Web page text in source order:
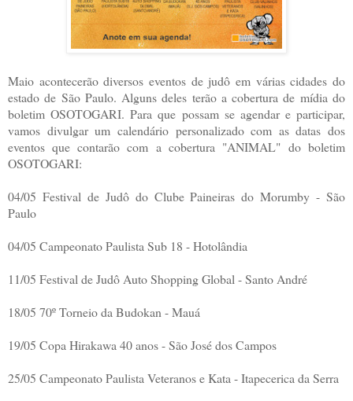
Maio acontecerão diversos eventos de judô em várias cidades do
estado de São Paulo. Alguns deles terão a cobertura de mídia do
boletim OSOTOGARI. Para que possam se agendar e participar,
vamos divulgar um calendário personalizado com as datas dos
eventos que contarão com a cobertura "ANIMAL" do boletim
OSOTOGARI:
04/05 Festival de Judô do Clube Paineiras do Morumby - São
Paulo
04/05 Campeonato Paulista Sub 18 - Hotolândia
11/05 Festival de Judô Auto Shopping Global - Santo André
18/05 70º Torneio da Budokan - Mauá
19/05 Copa Hirakawa 40 anos - São José dos Campos
25/05 Campeonato Paulista Veteranos e Kata - Itapecerica da Serra